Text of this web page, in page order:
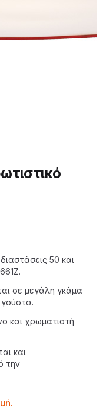
50 και
σε μεγάλη γκάμα
και χρωματιστή
και
την